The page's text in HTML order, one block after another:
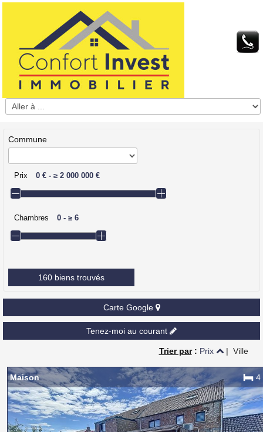
Commune
Prix 0 € -≥ 2 000 000 €
Chambres 0 -≥ 6
160 biens trouvés
Carte Google
Tenez-moi au courant
Trier par: Prix | Ville
Maison 4